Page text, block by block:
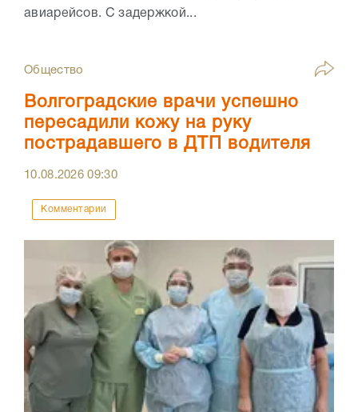
авиарейсов. С задержкой...
Общество
Волгоградские врачи успешно
пересадили кожу на руку
пострадавшего в ДТП водителя
10.08.202609:30
Комментарии